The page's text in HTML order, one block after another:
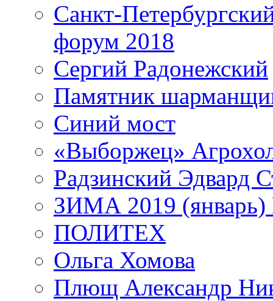
Санкт-
форум 2018
Сергий Радонежский
Памятник
Синий мост
«Выборжец»
Радзинский Эдвард
ЗИМА 2019 (январь)
ПОЛИТЕХ
Ольга Хомова
Плющ Александр